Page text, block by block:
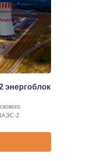
энергоблок
2